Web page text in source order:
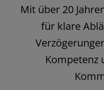
Mit über 20
für klare
Kompetenz